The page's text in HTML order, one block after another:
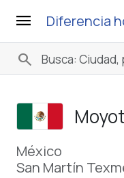
menu Diferencia
search
México
San Martín